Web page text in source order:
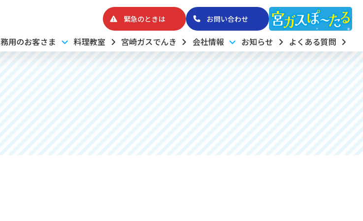
緊急のときは お問い合わせ
用のお客さま 料理教室 宮崎ガスでんき 会社情報 お知らせ よくある質問